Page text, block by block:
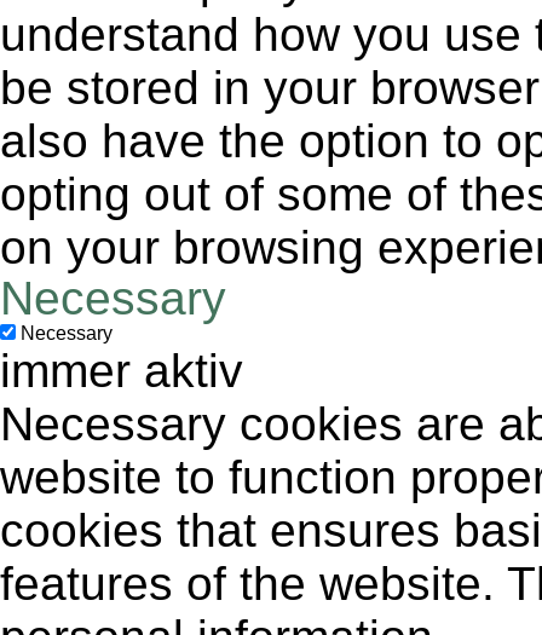
understand how you
be stored in your
also have the option to
opting out of some of
on your browsing
Necessary
Necessary
immer aktiv
Necessary cookies are
website to function
cookies that ensures
features of the website.